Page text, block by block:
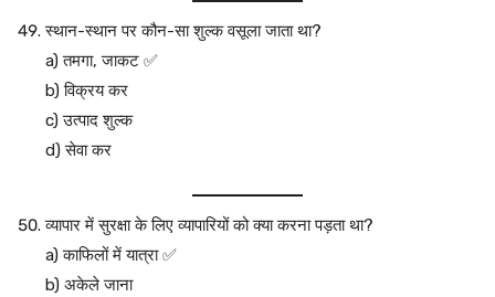
स्थान-स्थान पर कौन-सा शुल्क वसूला जाता था?
a) तमगा, जाकट ✅
b) विक्रय कर
c) उत्पाद शुल्क
d) सेवा कर
व्यापार में सुरक्षा के लिए व्यापारियों को क्या करना पड़ता था?
a) काफिलों में यात्रा ✅
b) अकेले जाना